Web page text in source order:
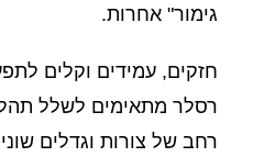
גימור" אחרות.
חזקים, עמידים וקלים
רסלר מתאימים לשלל
רחב של צורות וגדלים